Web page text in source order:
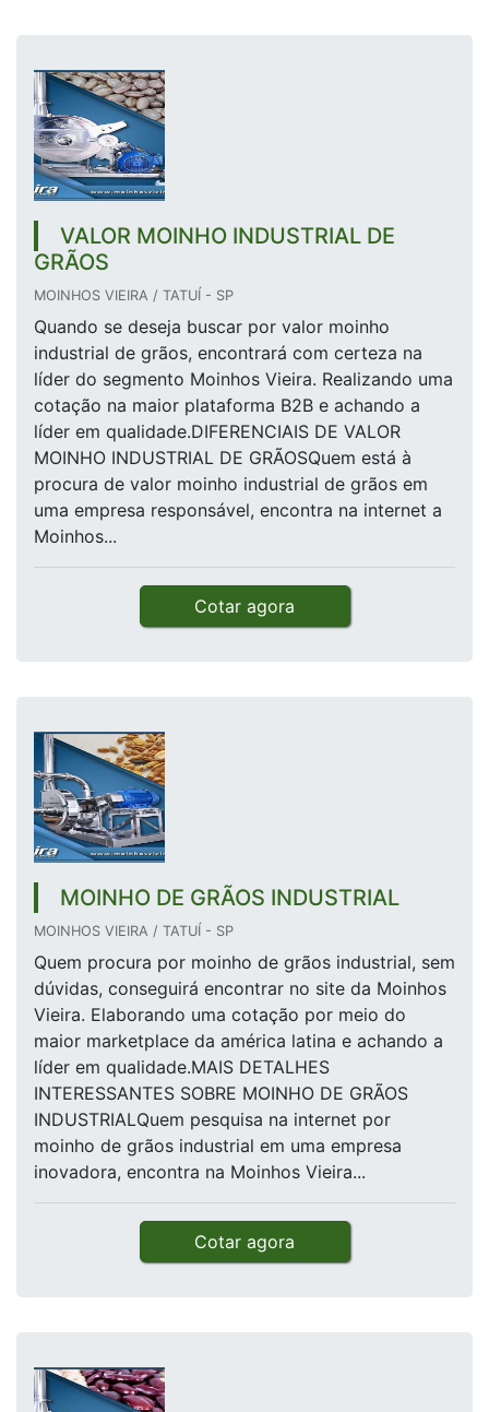
VALOR MOINHO INDUSTRIAL DE
GRÃOS
MOINHOS VIEIRA / TATUÍ - SP
Quando se deseja buscar por valor moinho
industrial de grãos, encontrará com certeza na
líder do segmento Moinhos Vieira. Realizando uma
cotação na maior plataforma B2B e achando a
líder em qualidade.DIFERENCIAIS DE VALOR
MOINHO INDUSTRIAL DE GRÃOSQuem está à
procura de valor moinho industrial de grãos em
uma empresa responsável, encontra na internet a
Moinhos...
Cotar agora
MOINHO DE GRÃOS INDUSTRIAL
MOINHOS VIEIRA / TATUÍ - SP
Quem procura por moinho de grãos industrial, sem
dúvidas, conseguirá encontrar no site da Moinhos
Vieira. Elaborando uma cotação por meio do
maior marketplace da américa latina e achando a
líder em qualidade.MAIS DETALHES
INTERESSANTES SOBRE MOINHO DE GRÃOS
INDUSTRIALQuem pesquisa na internet por
moinho de grãos industrial em uma empresa
inovadora, encontra na Moinhos Vieira...
Cotar agora